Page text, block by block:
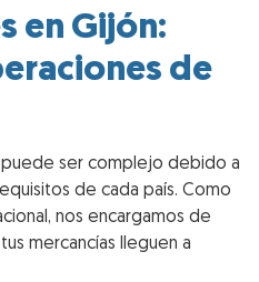
en Gijón:
de
ser complejo debido a
de cada país. Como
nos encargamos de
mercancías lleguen a